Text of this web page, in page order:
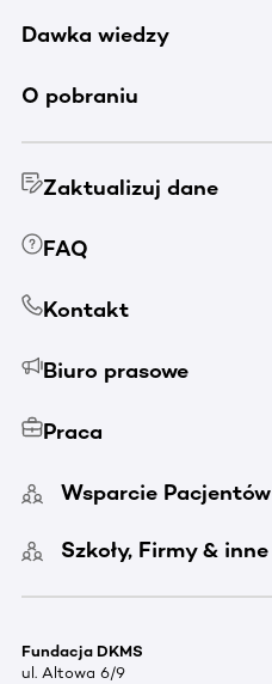
Dawka wiedzy
O pobraniu
Zaktualizuj dane
FAQ
Kontakt
Biuro prasowe
Praca
Wsparcie Pacjentów
Szkoły, Firmy & inne
Fundacja DKMS
ul. Altowa 6/9